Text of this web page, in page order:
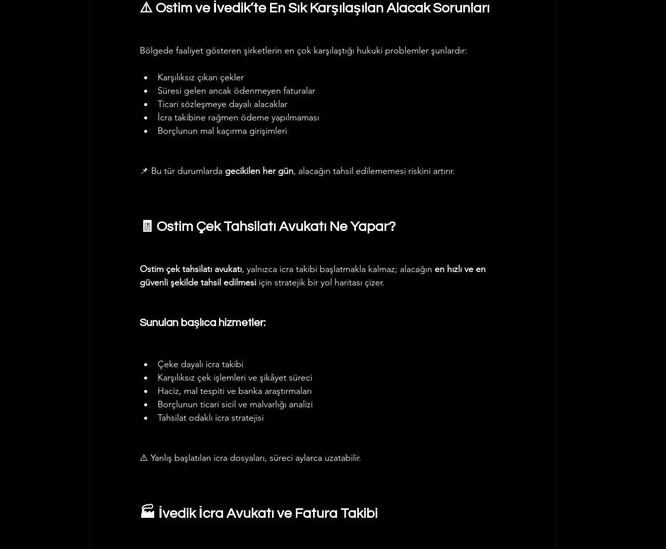
⚠️ Ostim ve İvedik’te En Sık Karşılaşılan Alacak Sorunları
Bölgede faaliyet gösteren şirketlerin en çok karşılaştığı hukuki problemler şunlardır:
Karşılıksız çıkan çekler
Süresi gelen ancak ödenmeyen faturalar
Ticari sözleşmeye dayalı alacaklar
İcra takibine rağmen ödeme yapılmaması
Borçlunun mal kaçırma girişimleri
📌 Bu tür durumlarda gecikilen her gün, alacağın tahsil edilememesi riskini artırır.
🧾 Ostim Çek Tahsilatı Avukatı Ne Yapar?
Ostim çek tahsilatı avukatı, yalnızca icra takibi başlatmakla kalmaz; alacağın en hızlı ve en
güvenli şekilde tahsil edilmesi için stratejik bir yol haritası çizer.
Sunulan başlıca hizmetler:
Çeke dayalı icra takibi
Karşılıksız çek işlemleri ve şikâyet süreci
Haciz, mal tespiti ve banka araştırmaları
Borçlunun ticari sicil ve malvarlığı analizi
Tahsilat odaklı icra stratejisi
⚠️ Yanlış başlatılan icra dosyaları, süreci aylarca uzatabilir.
🏭 İvedik İcra Avukatı ve Fatura Takibi